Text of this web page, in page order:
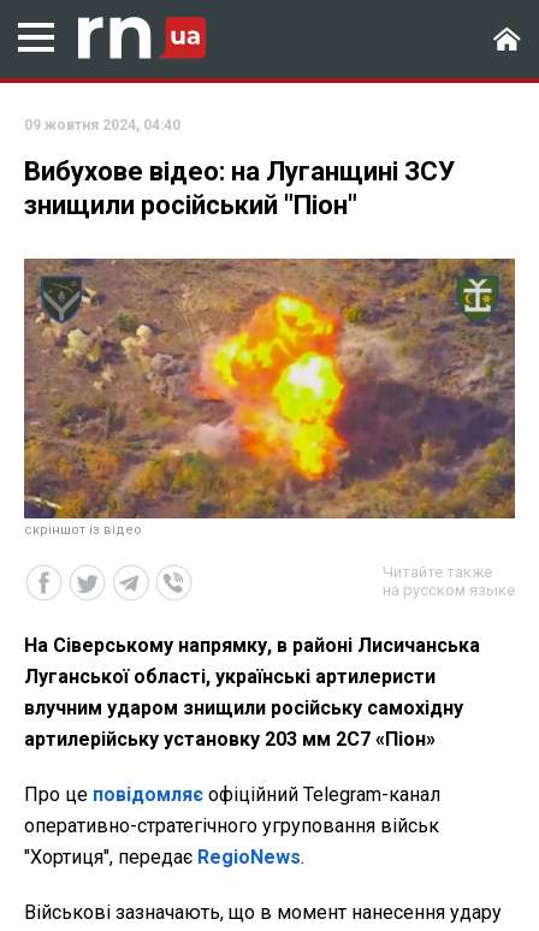
09 жовтня 2024, 04:40
Вибухове відео: на Луганщині ЗСУ
знищили російський "Піон"
скріншот із відео
Читайте также
на русском языке
На Сіверському напрямку, в районі Лисичанська
Луганської області, українські артилеристи
влучним ударом знищили російську самохідну
артилерійську установку 203 мм 2С7 «Піон»
Про це повідомляє офіційний Telegram-канал
оперативно-стратегічного угруповання військ
"Хортиця", передає RegioNews.
Військові зазначають, що в момент нанесення удару